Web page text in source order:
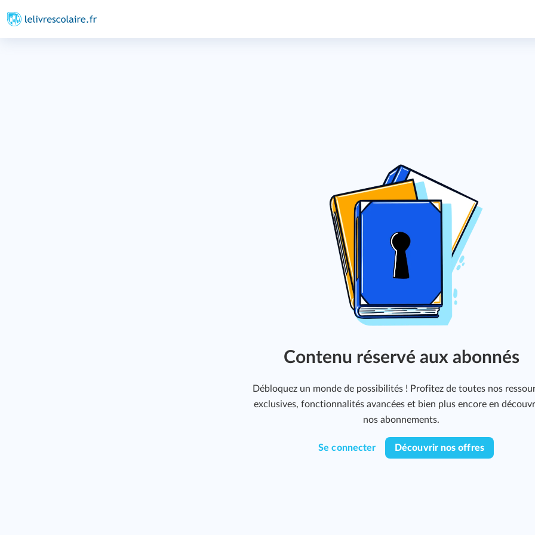
Contenu réservé aux abonnés
Débloquez un monde de possibilités ! Profitez de toutes nos
exclusives, fonctionnalités avancées et bien plus encore en
nos abonnements.
Se connecter Découvrir nos offres